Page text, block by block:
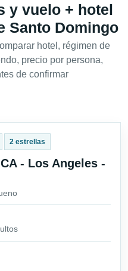
y vuelo + hotel
Santo Domingo
hotel, régimen de
precio por persona,
de confirmar
2 estrellas
- Los Angeles -